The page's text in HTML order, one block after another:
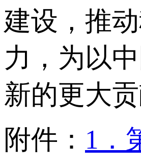
建设，推
力，为以
新的更大贡
附件： 1．